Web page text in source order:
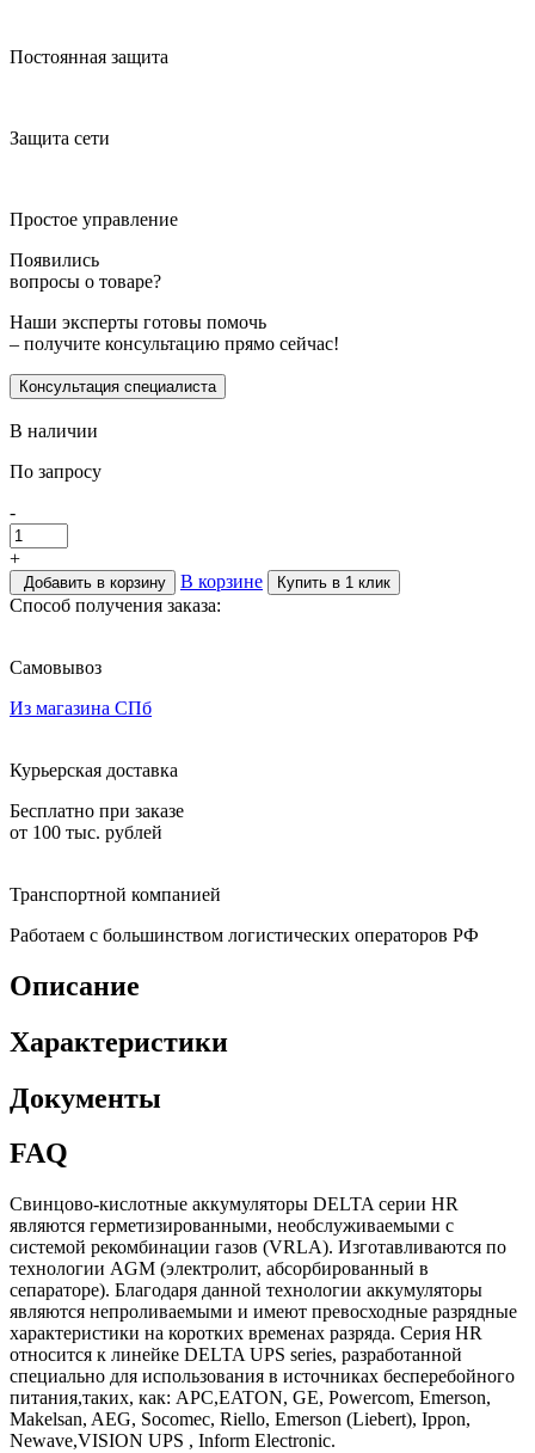
Постоянная защита
Защита сети
Простое управление
Появились
вопросы о товаре?
Наши эксперты готовы помочь
– получите консультацию прямо сейчас!
Консультация специалиста
В наличии
По запросу
-
+
Добавить в корзину В корзине Купить в 1 клик
Способ получения заказа:
Самовывоз
Из магазина СПб
Курьерская доставка
Бесплатно при заказе
от 100 тыс. рублей
Транспортной компанией
Работаем с большинством логистических операторов РФ
Описание
Характеристики
Документы
FAQ
Свинцово-кислотные аккумуляторы DELTA серии HR
являются герметизированными, необслуживаемыми с
системой рекомбинации газов (VRLA). Изготавливаются по
технологии AGM (электролит, абсорбированный в
сепараторе). Благодаря данной технологии аккумуляторы
являются непроливаемыми и имеют превосходные разрядные
характеристики на коротких временах разряда. Серия HR
относится к линейке DELTA UPS series, разработанной
специально для использования в источниках бесперебойного
питания,таких, как: APC,EATON, GE, Powercom, Emerson,
Makelsan, AEG, Socomec, Riello, Emerson (Liebert), Ippon,
Newave,VISION UPS , Inform Electronic.